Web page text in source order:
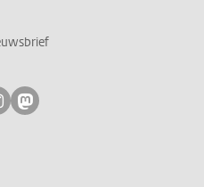
youtube
op linkedin
ons op instagram
Volg ons op mastodon